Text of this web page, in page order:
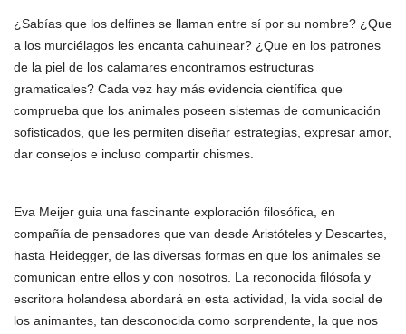
¿Sabías que los delfines se llaman entre sí por su nombre? ¿Que
a los murciélagos les encanta cahuinear? ¿Que en los patrones
de la piel de los calamares encontramos estructuras
gramaticales? Cada vez hay más evidencia científica que
comprueba que los animales poseen sistemas de comunicación
sofisticados, que les permiten diseñar estrategias, expresar amor,
dar consejos e incluso compartir chismes.
Eva Meijer guia una fascinante exploración filosófica, en
compañía de pensadores que van desde Aristóteles y Descartes,
hasta Heidegger, de las diversas formas en que los animales se
comunican entre ellos y con nosotros. La reconocida filósofa y
escritora holandesa abordará en esta actividad, la vida social de
los animantes, tan desconocida como sorprendente, la que nos